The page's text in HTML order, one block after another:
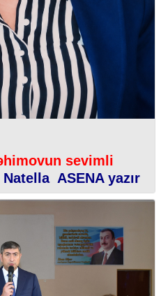
sevimli
Natella ASENA yazır